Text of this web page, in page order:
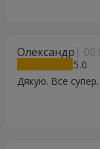
Олександр
5
Дякую. Все